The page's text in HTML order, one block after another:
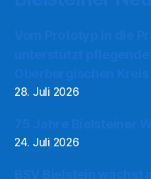
28. Juli 2026
24. Juli 2026